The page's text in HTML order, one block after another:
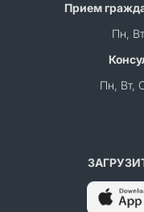
Прием
Пн,
Пн, Вт,